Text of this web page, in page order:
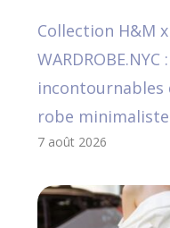
Collection H&M x
WARDROBE.NYC
incontournables
robe
7 août 2026